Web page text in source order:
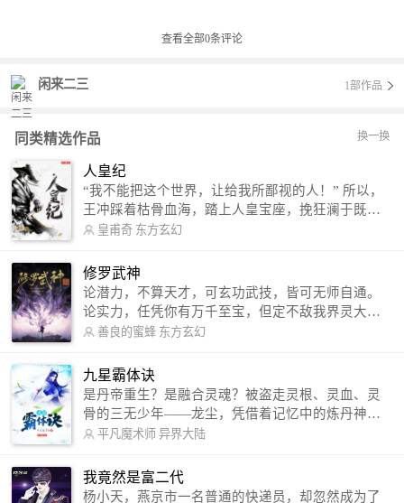
查看全部0条评论
闲来二三 1部作品
同类精选作品 换一换
人皇纪
“我不能把这个世界，让给我所鄙视的人！” 所以，
王冲踩着枯骨血海，踏上人皇宝座，挽狂澜于既
倒，扶大厦之将倾，成就了一段无上的传说！ 微信
微博：皇甫奇（地址：http://weibo.com/u/25284575
87） QQ交流群：320238210【普通群】 574501330
【VIP订阅群】 欢迎大家关注。
皇甫奇 东方玄幻
修罗武神
论潜力，不算天才，可玄功武技，皆可无师自通。
论实力，任凭你有万千至宝，但定不敌我界灵大
军。 我是谁？天下众生视我为修罗，却不知，我以
信公众号：善良的蜜蜂后援会）
善良的蜜蜂 东方玄幻
九星霸体诀
是丹帝重生？是融合灵魂？被盗走灵根、灵血、灵
骨的三无少年——龙尘，凭借着记忆中的炼丹神
术，修行神秘功法九星霸体诀，拨开重重迷雾，解
勾搭各色美女，镇压恶鬼邪神。 江湖传闻：龙
尘一到，地吼天啸。龙尘一出，鬼泣神哭。 本
平凡魔术师 异界大陆
我竟然是富二代
杨小天，燕京市一名普通的快递员，却忽然成为了